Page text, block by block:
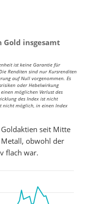
Gold insgesamt
ist keine Garantie für
Renditen sind nur Kursrenditen
auf Null vorgenommen. Es
oder Hebelwirkung
möglichen Verlust des
des Index ist nicht
nicht möglich, in einen Index
seit Mitte
obwohl der
flach war.